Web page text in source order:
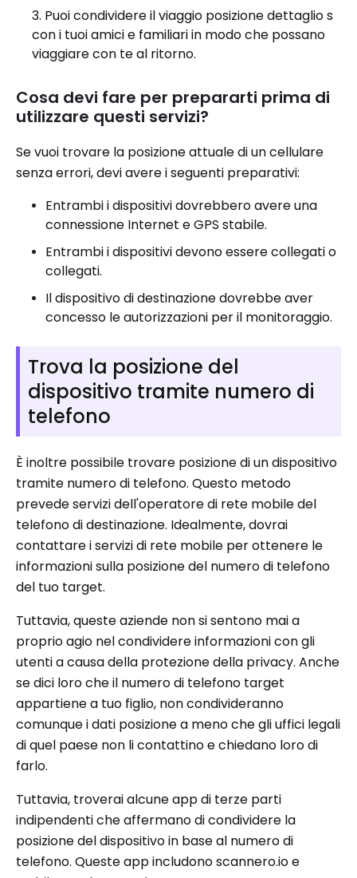
Puoi condividere il viaggio posizione dettaglio s
con i tuoi amici e familiari in modo che possano
viaggiare con te al ritorno.
Cosa devi fare per prepararti prima di
utilizzare questi servizi?
Se vuoi trovare la posizione attuale di un cellulare
senza errori, devi avere i seguenti preparativi:
Entrambi i dispositivi dovrebbero avere una
connessione Internet e GPS stabile.
Entrambi i dispositivi devono essere collegati o
collegati.
Il dispositivo di destinazione dovrebbe aver
concesso le autorizzazioni per il monitoraggio.
Trova la posizione del
dispositivo tramite numero di
telefono
È inoltre possibile trovare posizione di un dispositivo
tramite numero di telefono. Questo metodo
prevede servizi dell'operatore di rete mobile del
telefono di destinazione. Idealmente, dovrai
contattare i servizi di rete mobile per ottenere le
informazioni sulla posizione del numero di telefono
del tuo target.
Tuttavia, queste aziende non si sentono mai a
proprio agio nel condividere informazioni con gli
utenti a causa della protezione della privacy. Anche
se dici loro che il numero di telefono target
appartiene a tuo figlio, non condivideranno
comunque i dati posizione a meno che gli uffici legali
di quel paese non li contattino e chiedano loro di
farlo.
Tuttavia, troverai alcune app di terze parti
indipendenti che affermano di condividere la
posizione del dispositivo in base al numero di
telefono. Queste app includono scannero.io e